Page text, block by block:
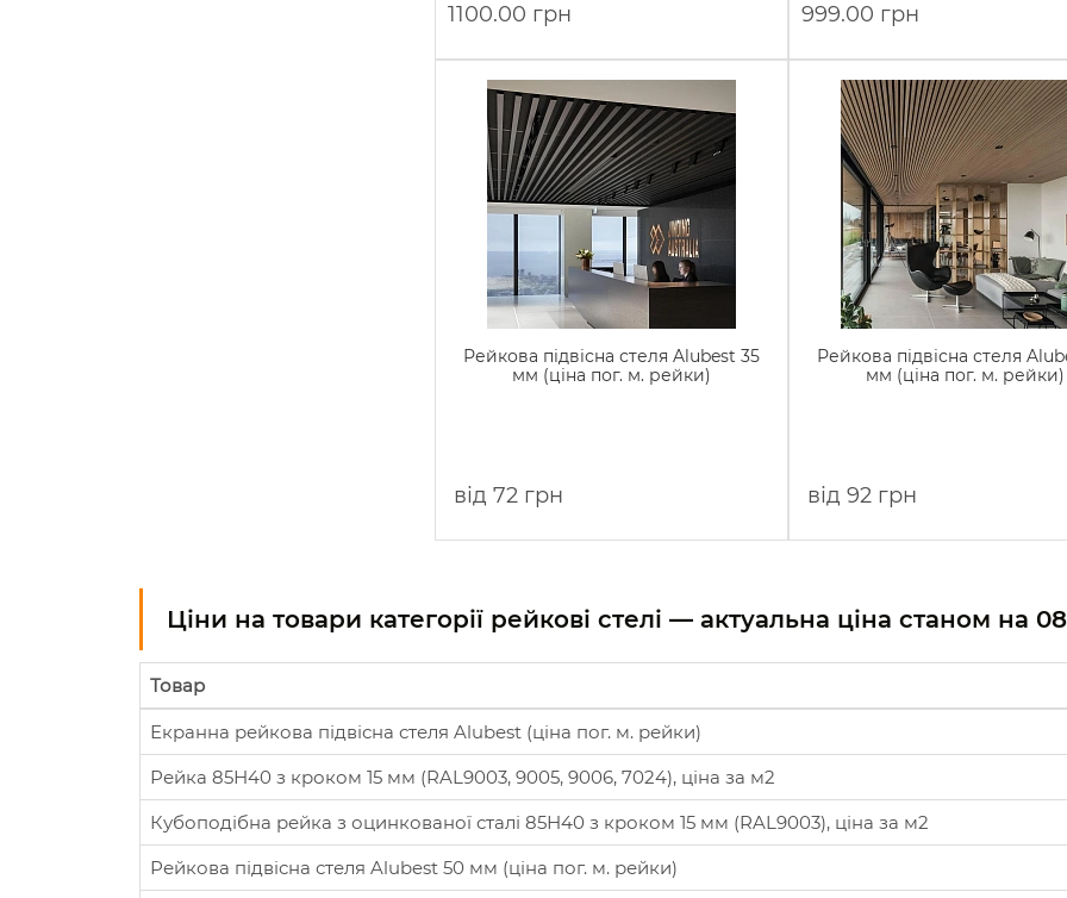
1100.00 грн 999.00 грн
Рейкова підвісна стеля Alubest 35
мм (ціна пог. м. рейки)
від 72 грн
Рейкова підвісна стеля
мм (ціна пог. м. рейки)
від 92 грн
Ціни на товари категорії рейкові стелі — актуальна ціна станом на
Товар
Екранна рейкова підвісна стеля Alubest (ціна пог. м. рейки)
Рейка 85Н40 з кроком 15 мм (RAL9003, 9005, 9006, 7024), ціна за м2
Кубоподібна рейка з оцинкованої сталі 85Н40 з кроком 15 мм (RAL9003), ціна за м2
Рейкова підвісна стеля Alubest 50 мм (ціна пог. м. рейки)